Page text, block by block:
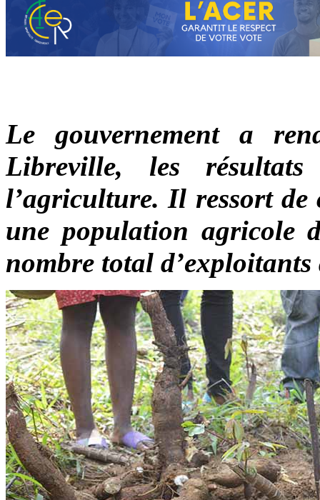
Le gouvernement a
Libreville, les
l’agriculture. Il ressort de
une population agricole
nombre total